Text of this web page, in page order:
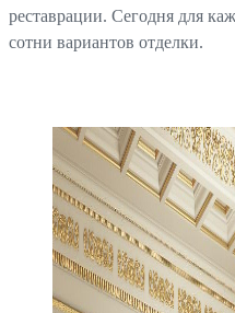
реставрации. Сегодня для
сотни вариантов отделки.